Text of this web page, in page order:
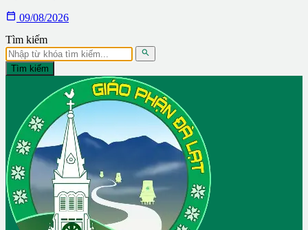
 09/08/2026
Tìm kiếm

Tìm kiếm